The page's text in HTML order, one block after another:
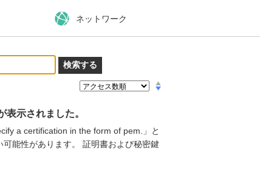
ネットワーク
示されました。
a certification in the form of pem.」と
能性があります。 証明書および秘密鍵